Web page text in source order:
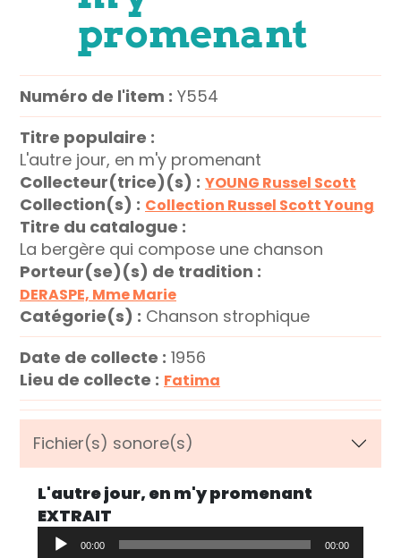
promenant
Numéro de l'item : Y554
Titre populaire :
L'autre jour, en m'y promenant
Collecteur(trice)(s) : YOUNG Russel Scott
Collection(s) : Collection Russel Scott Young
Titre du catalogue :
La bergère qui compose une chanson
Porteur(se)(s) de tradition :
DERASPE, Mme Marie
Catégorie(s) : Chanson strophique
Date de collecte : 1956
Lieu de collecte : Fatima
Fichier(s) sonore(s)
L'autre jour, en m'y promenant
EXTRAIT
Lecteur
00:00 00:00